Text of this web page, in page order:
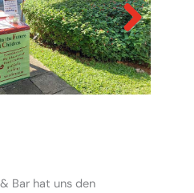
Next
Bar hat uns den